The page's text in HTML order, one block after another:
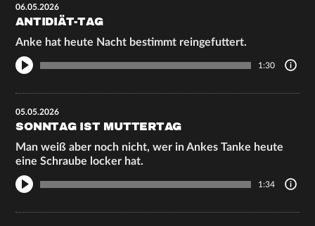
06.05.2026
ANTIDIÄT-TAG
Anke hat heute Nacht bestimmt reingefuttert.
1:30
05.05.2026
SONNTAG IST MUTTERTAG
Man weiß aber noch nicht, wer in Ankes Tanke heute
eine Schraube locker hat.
1:34